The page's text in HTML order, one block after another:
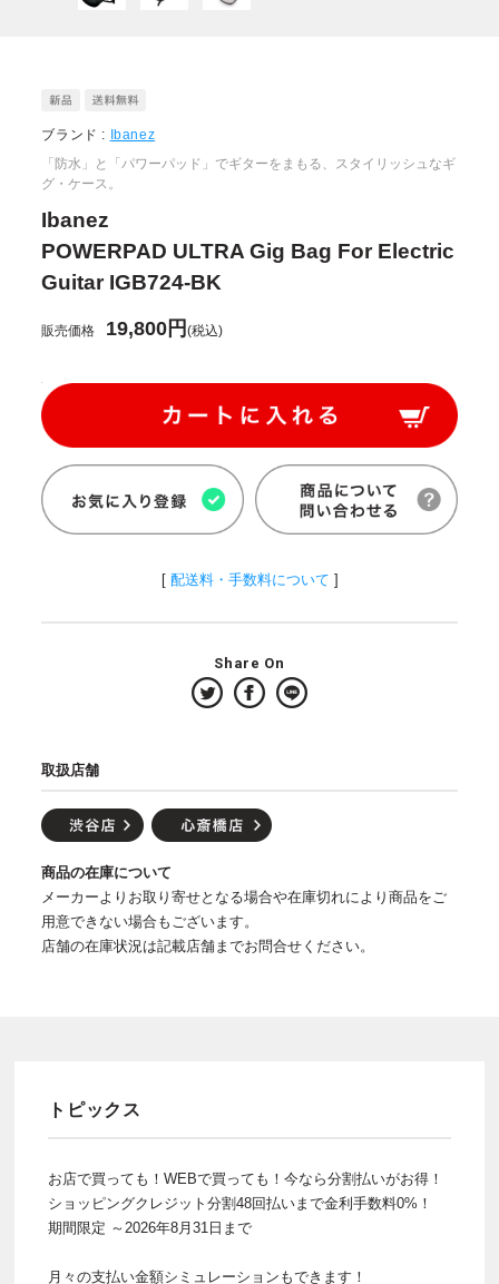
ブランド :
Ibanez
「防水」と「パワーパッド」でギターをまもる、スタイリッシュなギ
グ・ケース。
Ibanez
POWERPAD ULTRA Gig Bag For Electric
Guitar IGB724-BK
販売価格 19,800円(税込)
[ 配送料・手数料について ]
Share On
取扱店舗
商品の在庫について
メーカーよりお取り寄せとなる場合や在庫切れにより商品をご
用意できない場合もございます。
店舗の在庫状況は記載店舗までお問合せください。
トピックス
お店で買っても！WEBで買っても！今なら分割払いがお得！
ショッピングクレジット分割48回払いまで金利手数料0%！
期間限定 ～2026年8月31日まで
月々の支払い金額シミュレーションもできます！